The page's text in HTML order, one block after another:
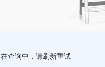
查询中，请刷新重试